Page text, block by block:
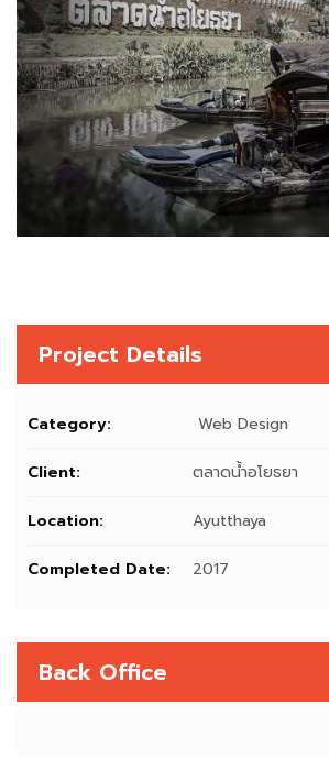
Project Details
Category: Web Design
Client: ตลาดน้ำอโยธยา
Location: Ayutthaya
Completed Date: 2017
Back Office